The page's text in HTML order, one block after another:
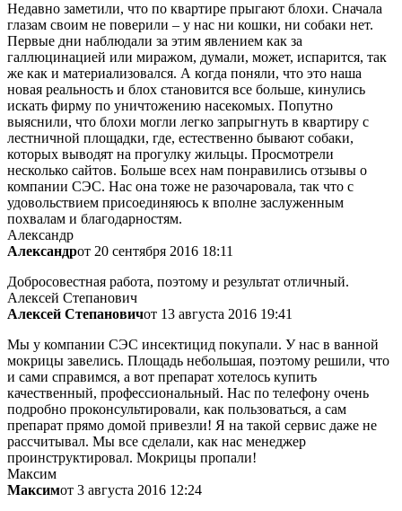
Недавно заметили, что по квартире прыгают блохи. Сначала
глазам своим не поверили – у нас ни кошки, ни собаки нет.
Первые дни наблюдали за этим явлением как за
галлюцинацией или миражом, думали, может, испарится, так
же как и материализовался. А когда поняли, что это наша
новая реальность и блох становится все больше, кинулись
искать фирму по уничтожению насекомых. Попутно
выяснили, что блохи могли легко запрыгнуть в квартиру с
лестничной площадки, где, естественно бывают собаки,
которых выводят на прогулку жильцы. Просмотрели
несколько сайтов. Больше всех нам понравились отзывы о
компании СЭС. Нас она тоже не разочаровала, так что с
удовольствием присоединяюсь к вполне заслуженным
похвалам и благодарностям.
Александр
Александрот 20 сентября 2016 18:11
Добросовестная работа, поэтому и результат отличный.
Алексей Степанович
Алексей Степановичот 13 августа 2016 19:41
Мы у компании СЭС инсектицид покупали. У нас в ванной
мокрицы завелись. Площадь небольшая, поэтому решили, что
и сами справимся, а вот препарат хотелось купить
качественный, профессиональный. Нас по телефону очень
подробно проконсультировали, как пользоваться, а сам
препарат прямо домой привезли! Я на такой сервис даже не
рассчитывал. Мы все сделали, как нас менеджер
проинструктировал. Мокрицы пропали!
Максим
Максимот 3 августа 2016 12:24